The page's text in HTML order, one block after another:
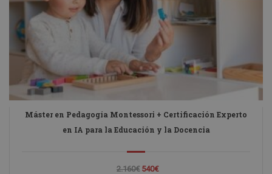
Máster en Pedagogía Montessori + Certificación Experto
en IA para la Educación y la Docencia
2.160€ 540€